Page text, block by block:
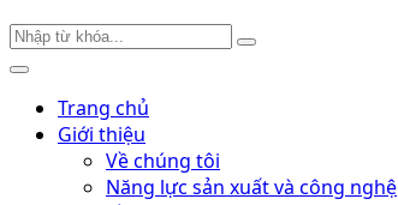
Trang chủ
Giới thiệu
Về chúng tôi
Năng lực sản xuất và công nghệ